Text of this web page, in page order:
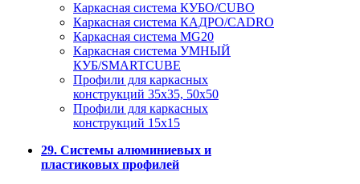
Каркасная система КУБО/CUBO
Каркасная система КАДРО/CADRO
Каркасная система MG20
Каркасная система УМНЫЙ
КУБ/SMARTCUBE
Профили для каркасных
конструкций 35x35, 50x50
Профили для каркасных
конструкций 15х15
29. Системы алюминиевых и
пластиковых профилей